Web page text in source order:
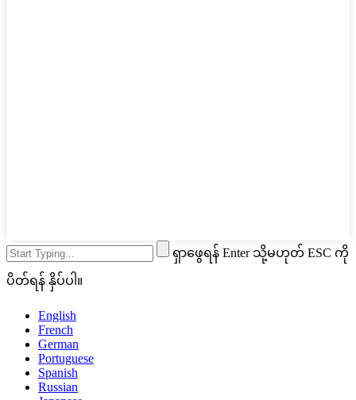
ရှာဖွေရန် Enter သို့မဟုတ် ESC ကို
ပိတ်ရန် နှိပ်ပါ။
English
French
German
Portuguese
Spanish
Russian